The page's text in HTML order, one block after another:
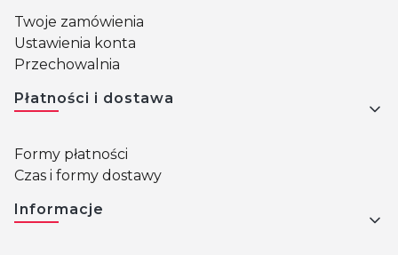
Twoje zamówienia
Ustawienia konta
Przechowalnia
Płatności i dostawa
Formy płatności
Czas i formy dostawy
Informacje